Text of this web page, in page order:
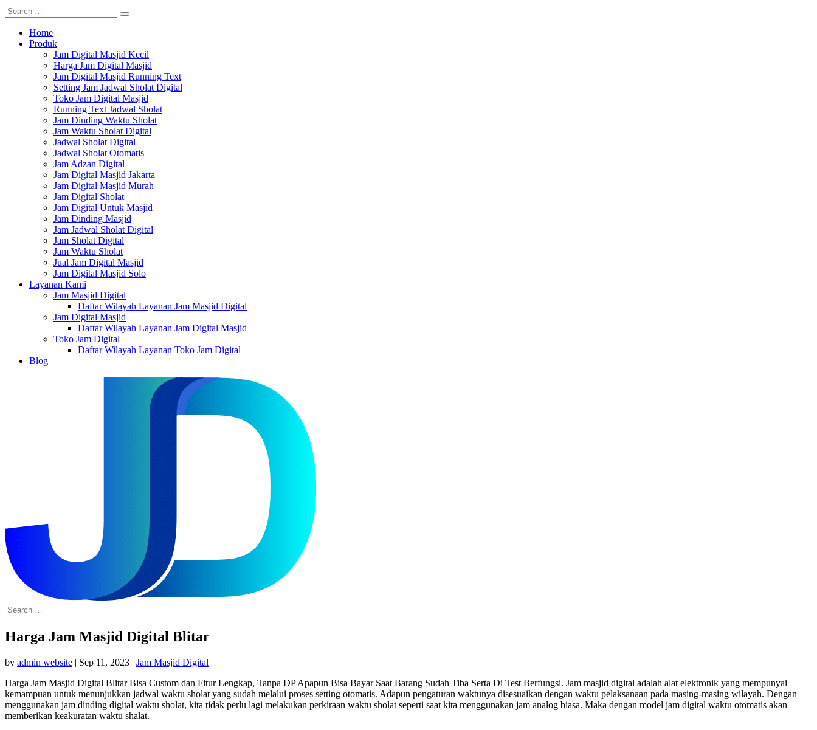
Home
Produk
Jam Digital Masjid Kecil
Harga Jam Digital Masjid
Jam Digital Masjid Running Text
Setting Jam Jadwal Sholat Digital
Toko Jam Digital Masjid
Running Text Jadwal Sholat
Jam Dinding Waktu Sholat
Jam Waktu Sholat Digital
Jadwal Sholat Digital
Jadwal Sholat Otomatis
Jam Adzan Digital
Jam Digital Masjid Jakarta
Jam Digital Masjid Murah
Jam Digital Sholat
Jam Digital Untuk Masjid
Jam Dinding Masjid
Jam Jadwal Sholat Digital
Jam Sholat Digital
Jam Waktu Sholat
Jual Jam Digital Masjid
Jam Digital Masjid Solo
Layanan Kami
Jam Masjid Digital
Daftar Wilayah Layanan Jam Masjid Digital
Jam Digital Masjid
Daftar Wilayah Layanan Jam Digital Masjid
Toko Jam Digital
Daftar Wilayah Layanan Toko Jam Digital
Blog
Harga Jam Masjid Digital Blitar
by admin website | Sep 11, 2023 | Jam Masjid Digital
Harga Jam Masjid Digital Blitar Bisa Custom dan Fitur Lengkap, Tanpa DP Apapun Bisa Bayar Saat Barang Sudah Tiba Serta Di Test Berfungsi. Jam masjid digital adalah alat elektronik yang mempunyai
kemampuan untuk menunjukkan jadwal waktu sholat yang sudah melalui proses setting otomatis. Adapun pengaturan waktunya disesuaikan dengan waktu pelaksanaan pada masing-masing wilayah. Dengan
menggunakan jam dinding digital waktu sholat, kita tidak perlu lagi melakukan perkiraan waktu sholat seperti saat kita menggunakan jam analog biasa. Maka dengan model jam digital waktu otomatis akan
memberikan keakuratan waktu shalat.